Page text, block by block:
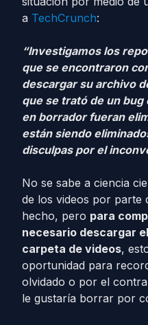
a TechCrunch:
“Investigamos los
que se encontraron
descargar su archivo
que se trató de un
en borrador fueran
están siendo
disculpas por el
No se sabe a ciencia
de los videos por parte
hecho, pero para
necesario descargar
carpeta de videos,
oportunidad para
olvidado o por el
le gustaría borrar por